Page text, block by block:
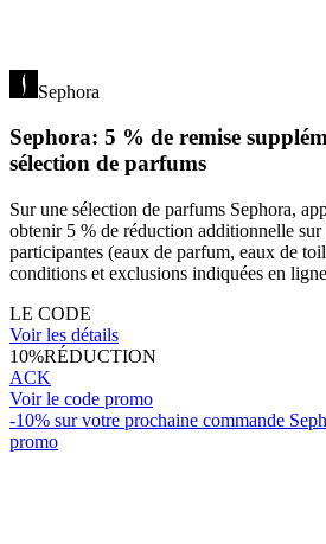
Sephora
Sephora: 5 % de remise
sélection de parfums
Sur une sélection de parfums Sephora,
obtenir 5 % de réduction additionnelle sur
participantes (eaux de parfum, eaux de
conditions et exclusions indiquées en
LE CODE
Voir les détails
10%RÉDUCTION
ACK
Voir le code promo
-10% sur votre prochaine commande
promo